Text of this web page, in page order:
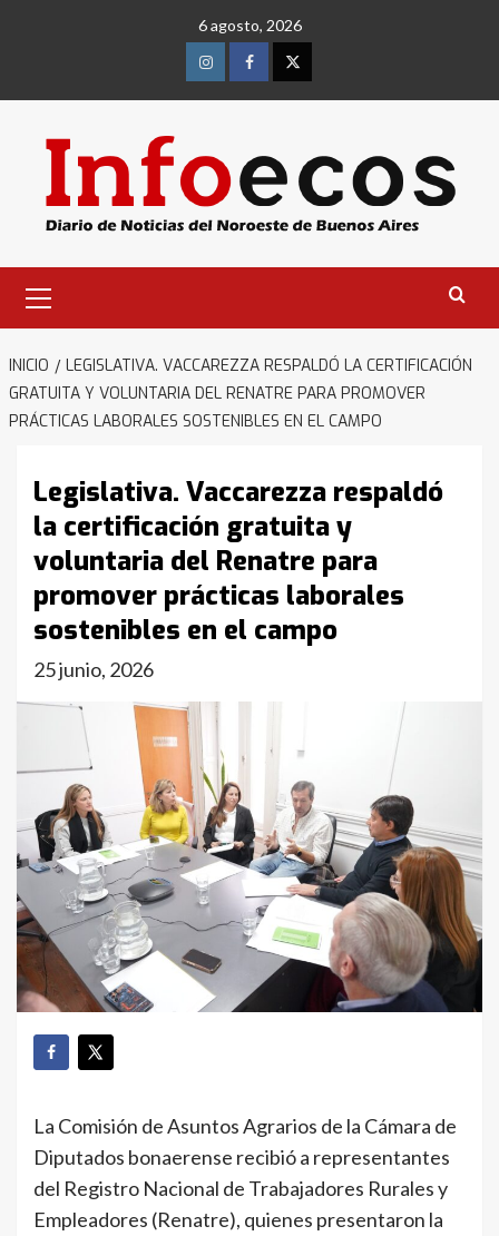
6 agosto, 2026
InstagramFacebookTwitter
primario
INICIO
LEGISLATIVA. VACCAREZZA RESPALDÓ LA CERTIFICACIÓN
GRATUITA Y VOLUNTARIA DEL RENATRE PARA PROMOVER
PRÁCTICAS LABORALES SOSTENIBLES EN EL CAMPO
Legislativa. Vaccarezza respaldó
la certificación gratuita y
voluntaria del Renatre para
promover prácticas laborales
sostenibles en el campo
25 junio, 2026
La Comisión de Asuntos Agrarios de la Cámara de
Diputados bonaerense recibió a representantes
del Registro Nacional de Trabajadores Rurales y
Empleadores (Renatre), quienes presentaron la